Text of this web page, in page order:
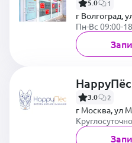
5.0 1
г Волгоград,
Пн-Вс 09:00-
3.0 2
г Москва, ул